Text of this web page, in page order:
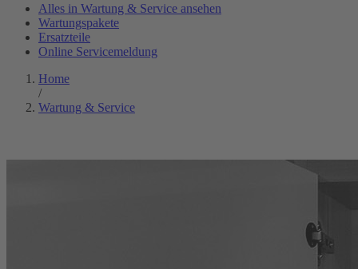
Alles in Wartung & Service ansehen
Wartungspakete
Ersatzteile
Online Servicemeldung
Home
/
Wartung & Service